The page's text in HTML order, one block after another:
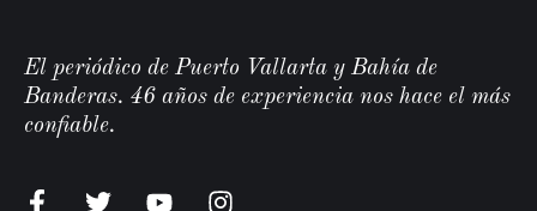
El periódico de Puerto Vallarta y Bahía de
Banderas. 46 años de experiencia nos hace el más
confiable.